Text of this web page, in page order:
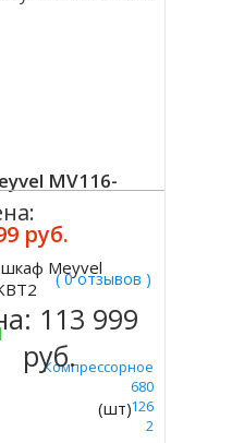
MV116-
( 0 отзывов )
Компрессорное
1397 Х 595 Х 680
126
2
руб.
Meyvel
113 999
руб.
(шт)